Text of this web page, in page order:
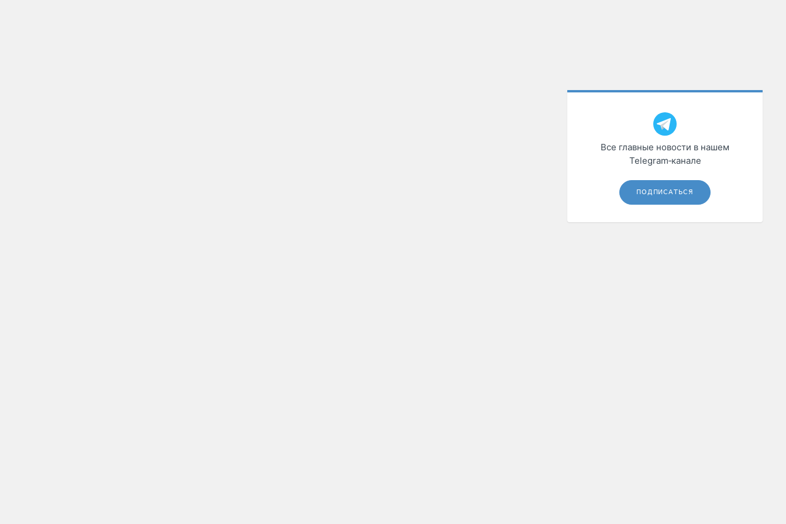
Все главные новости в нашем
Telegram‑канале
ПОДПИСАТЬСЯ